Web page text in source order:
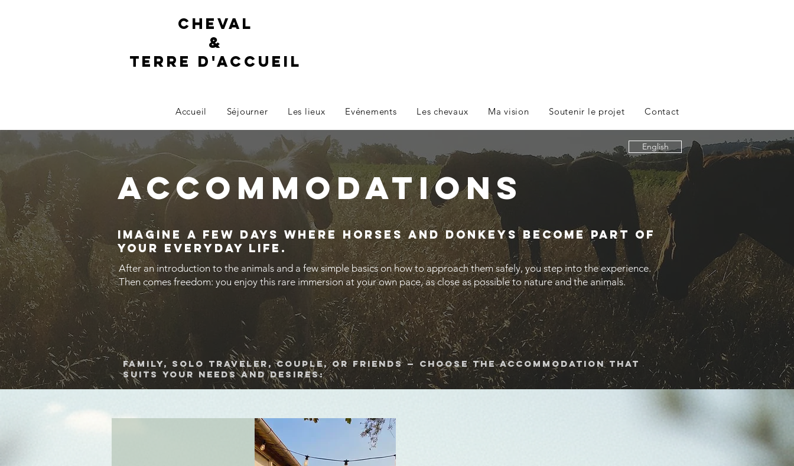
Cheval
&
terre d'accueil
Accueil Séjourner Les lieux Evénements Les chevaux Ma vision Soutenir le projet Contact
English
accommodations
Imagine a few days where horses and donkeys become part of
your everyday life.
After an introduction to the animals and a few simple basics on how to approach them safely, you step into the experience.
Then comes freedom: you enjoy this rare immersion at your own pace, as close as possible to nature and the animals.
Family, solo traveler, couple, or friends — choose the accommodation that
suits your needs and desires: